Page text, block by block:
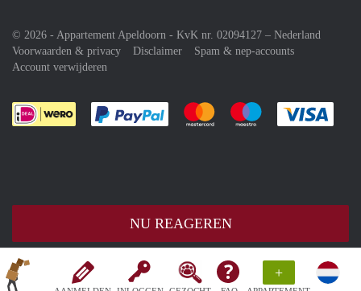
+
NU REAGEREN
© 2026 - Appartement Apeldoorn - KvK nr. 02094127 – Nederland
Voorwaarden & privacy
Disclaimer
Spam & nep-accounts
Account verwijderen
Je rekent gemakkelijk af met Paypal
Je rekent gemakkelijk af met
Je rekent